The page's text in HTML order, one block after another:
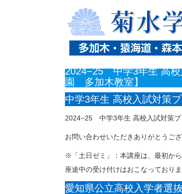
ホーム ニュース 2024−25 中学3年
2024−25 中学3年生 高
園 多加木教室】
中学3年生 高校入試対策
2024−25 中学3年生 高校入試対策プ
お問い合わせいただきありがとうござ
※「土日ゼミ」：本講座は、最初か
座途中の受け付けはおこなっており
愛知県公立高校入学者選